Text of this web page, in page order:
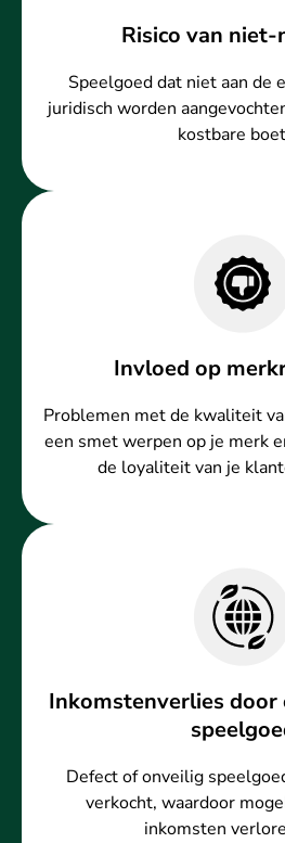
Risico van
Speelgoed dat niet aan de
juridisch worden
kostbare
Invloed op
Problemen met de kwaliteit
een smet werpen op je merk
de loyaliteit van je
Inkomstenverlies
Defect of onveilig
verkocht, waardoor
inkomsten